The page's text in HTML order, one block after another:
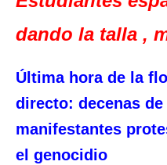
dando la talla ,
Última hora de la
directo: decenas
manifestantes
el genocidio